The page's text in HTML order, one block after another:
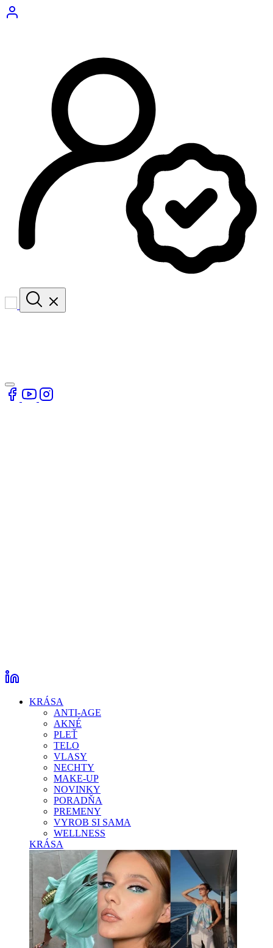
KRÁSA
ANTI-AGE
AKNÉ
PLEŤ
TELO
VLASY
NECHTY
MAKE-UP
NOVINKY
PORADŇA
PREMENY
VYROB SI SAMA
WELLNESS
KRÁSA